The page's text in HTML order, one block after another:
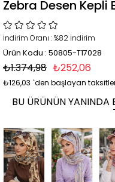
Zebra Desen
İndirim Oranı :%82 İndirim
Ürün Kodu : 50805-T17028
₺1.374,98 ₺252,06
₺126,03 `den başlayan
BU ÜRÜNÜN YANINDA
Tükendi